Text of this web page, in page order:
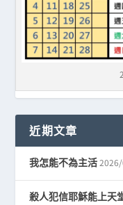
近期文章
我怎能不為主活
殺人犯信耶穌能上天